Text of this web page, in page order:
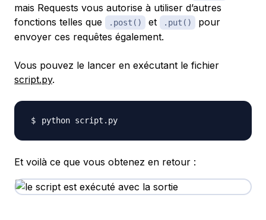
mais Requests vous autorise à utiliser d’autres
fonctions telles que
.post() et .put()
pour
envoyer ces requêtes également.
Vous pouvez le lancer en exécutant le fichier
script.py.
Et voilà ce que vous obtenez en retour :